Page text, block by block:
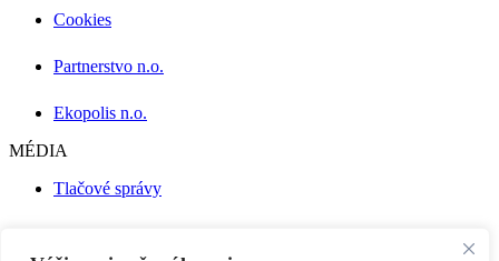
Cookies
Partnerstvo n.o.
Ekopolis n.o.
MÉDIA
Tlačové správy